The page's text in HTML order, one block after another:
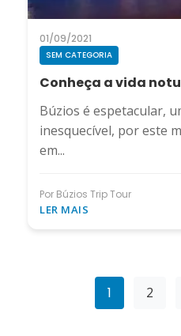
01/09/2021
SEM CATEGORIA
Conheça a vida
Búzios é espetacular,
inesquecível, por este
em...
Por Búzios Trip Tour
LER MAIS
1 2